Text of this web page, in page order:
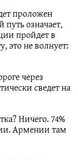
проложен
означает,
пройдет в
это не волнует:
через
сведет на
Ничего. 74%
Армении там